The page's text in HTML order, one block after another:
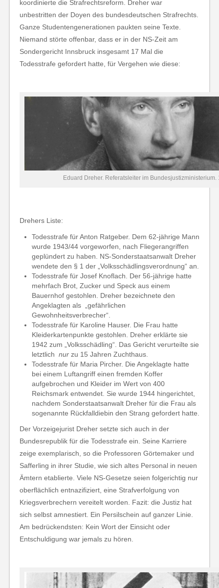
koordinierte die Strafrechtsreform. Dreher war
unbestritten der Doyen des bundesdeutschen Strafrechts.
Ganze Studentengenerationen paukten seine Texte.
Niemand störte offenbar, dass er in der NS-Zeit am
Sondergericht Innsbruck insgesamt 17 Mal die
Todesstrafe gefordert hatte, für Vergehen wie diese:
Eduard Dreher. Referatsleiter im Bundesjustizministerium.
Drehers Liste:
Todesstrafe für Anton Ratgeber. Dem 62-jährige Mann
wurde 1943/44 vorgeworfen, nach Fliegerangriffen
geplündert zu haben. NS-Sonderstaatsanwalt Dreher
wendete den § 1 der „Volksschädlingsverordnung“ an.
Todesstrafe für Josef Knoflach. Der 56-jährige hatte
mehrfach Brot, Zucker und Speck aus einem
Bauernhof gestohlen. Dreher bezeichnete den
Angeklagten als „gefährlichen
Gewohnheitsverbrecher“.
Todesstrafe für Karoline Hauser. Die Frau hatte
Kleiderkartenpunkte gestohlen. Dreher erklärte sie
1942 zum „Volksschädling“. Das Gericht verurteilte sie
letztlich nur zu 15 Jahren Zuchthaus.
Todesstrafe für Maria Pircher. Die Angeklagte hatte
bei einem Luftangriff einen fremden Koffer
aufgebrochen und Kleider im Wert von 400
Reichsmark entwendet. Sie wurde 1944 hingerichtet,
nachdem Sonderstaatsanwalt Dreher für die Frau als
sogenannte Rückfalldiebin den Strang gefordert hatte.
Der Vorzeigejurist Dreher setzte sich auch in der
Bundesrepublik für die Todesstrafe ein. Seine Karriere
zeige exemplarisch, so die Professoren Görtemaker und
Safferling in ihrer Studie, wie sich altes Personal in neuen
Ämtern etablierte. Viele NS-Gesetze seien folgerichtig nur
oberflächlich entnazifiziert, eine Strafverfolgung von
Kriegsverbrechern vereitelt worden. Fazit: die Justiz hat
sich selbst amnestiert. Ein Persilschein auf ganzer Linie.
Am bedrückendsten: Kein Wort der Einsicht oder
Entschuldigung war jemals zu hören.